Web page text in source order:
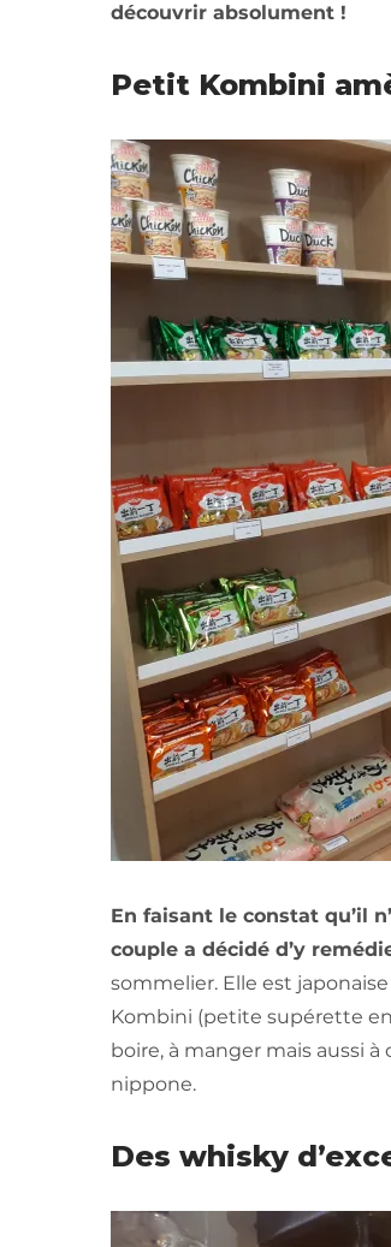
découvrir absolument !
Petit Kombini
En faisant le constat qu’il
couple a décidé d’y
sommelier. Elle est
Kombini (petite supérette
boire, à manger mais aussi
nippone.
Des whisky